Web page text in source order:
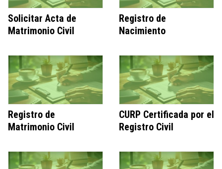
Solicitar Acta de
Matrimonio Civil
Registro de
Nacimiento
Registro de
Matrimonio Civil
CURP Certificada por el
Registro Civil